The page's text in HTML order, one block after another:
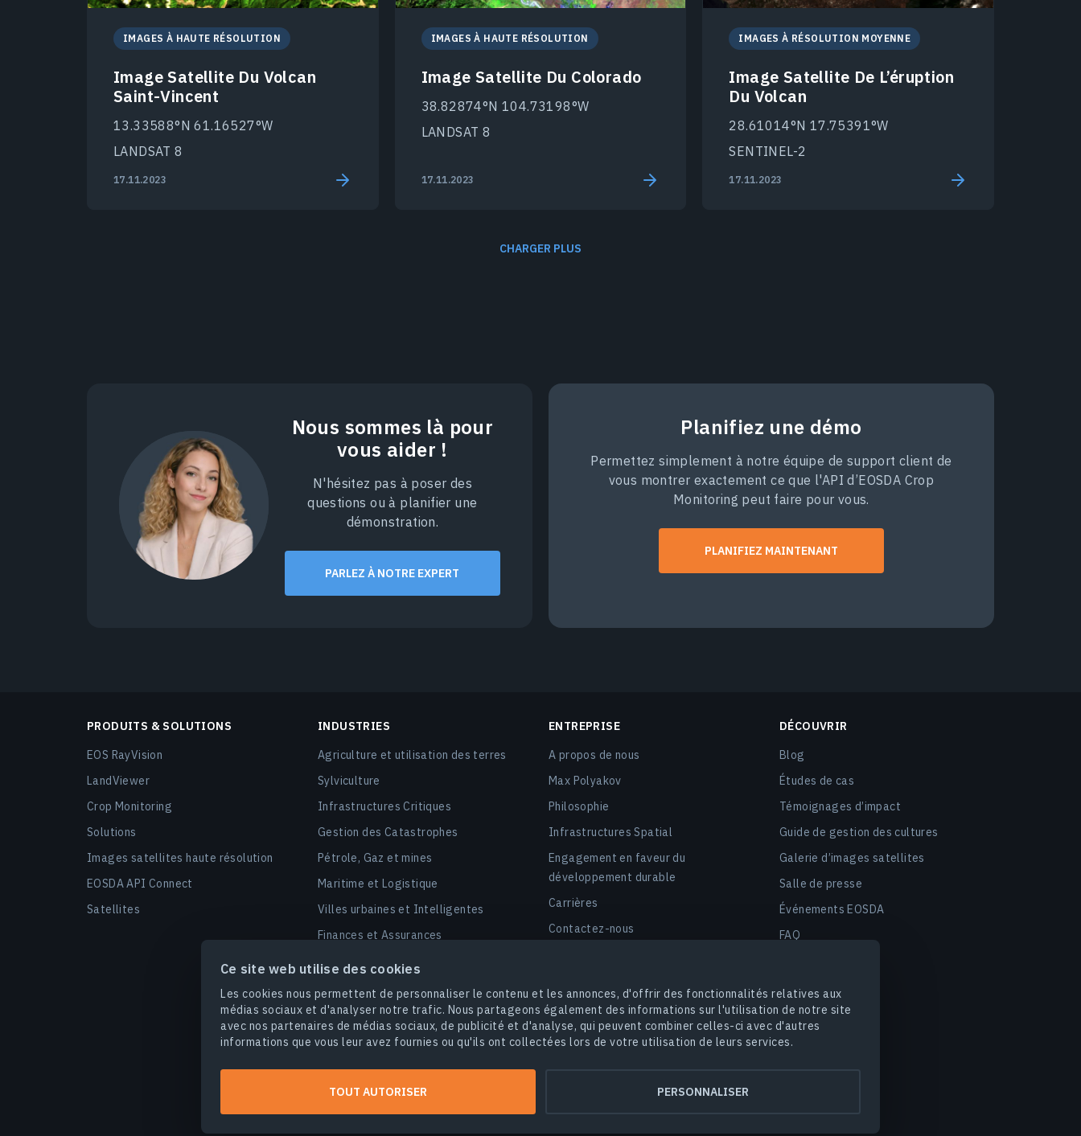
Ce site web utilise des cookies
Les cookies nous permettent de personnaliser le contenu et les annonces, d'offrir des fonctionnalités relatives aux
médias sociaux et d'analyser notre trafic. Nous partageons également des informations sur l'utilisation de notre site
avec nos partenaires de médias sociaux, de publicité et d'analyse, qui peuvent combiner celles-ci avec d'autres
informations que vous leur avez fournies ou qu'ils ont collectées lors de votre utilisation de leurs services.
TOUT AUTORISER PERSONNALISER
IMAGES À HAUTE RÉSOLUTION
Image Satellite Du Volcan
Saint-Vincent
13.33588°N 61.16527°W
LANDSAT 8
17.11.2023
IMAGES À HAUTE RÉSOLUTION
Image Satellite Du Colorado
38.82874°N 104.73198°W
LANDSAT 8
17.11.2023
IMAGES À RÉSOLUTION MOYENNE
Image Satellite De L’éruption
Du Volcan
28.61014°N 17.75391°W
SENTINEL-2
17.11.2023
CHARGER PLUS
Nous sommes là pour
vous aider !
N'hésitez pas à poser des
questions ou à planifier une
démonstration.
PARLEZ À NOTRE EXPERT
Planifiez une démo
Permettez simplement à notre équipe de support client de
vous montrer exactement ce que l'API d’EOSDA Crop
Monitoring peut faire pour vous.
PLANIFIEZ MAINTENANT
PRODUITS & SOLUTIONS
EOS RayVision
LandViewer
Crop Monitoring
Solutions
Images satellites haute résolution
EOSDA API Connect
Satellites
INDUSTRIES
Agriculture et utilisation des terres
Sylviculture
Infrastructures Critiques
Gestion des Catastrophes
Pétrole, Gaz et mines
Maritime et Logistique
Villes urbaines et Intelligentes
Finances et Assurances
Sécurité
Marchés d’agrocarbures et dMRV
ENTREPRISE
A propos de nous
Max Polyakov
Philosophie
Infrastructures Spatial
Engagement en faveur du
développement durable
Carrières
Contactez-nous
DÉCOUVRIR
Blog
Études de cas
Témoignages d’impact
Guide de gestion des cultures
Galerie d’images satellites
Salle de presse
Événements EOSDA
FAQ
© 2026 EOS Data Analytics,Inc. Tous droits réservés.